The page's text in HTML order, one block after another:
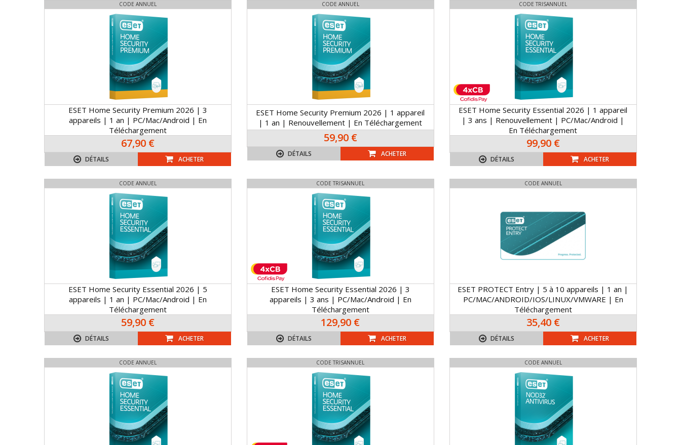
CODE ANNUEL
ESET Home Security Premium 2026 | 3
appareils | 1 an | PC/Mac/Android | En
Téléchargement
67,90 €
DÉTAILS ACHETER
CODE ANNUEL
ESET Home Security Premium 2026 | 1 appareil
| 1 an | Renouvellement | En Téléchargement
59,90 €
DÉTAILS ACHETER
CODE TRISANNUEL
ESET Home Security Essential 2026 | 1 appareil
| 3 ans | Renouvellement | PC/Mac/Android |
En Téléchargement
99,90 €
DÉTAILS ACHETER
CODE ANNUEL
ESET Home Security Essential 2026 | 5
appareils | 1 an | PC/Mac/Android | En
Téléchargement
59,90 €
DÉTAILS ACHETER
CODE TRISANNUEL
ESET Home Security Essential 2026 | 3
appareils | 3 ans | PC/Mac/Android | En
Téléchargement
129,90 €
DÉTAILS ACHETER
CODE ANNUEL
ESET PROTECT Entry | 5 à 10 appareils | 1 an |
PC/MAC/ANDROID/IOS/LINUX/VMWARE | En
Téléchargement
35,40 €
DÉTAILS ACHETER
CODE ANNUEL CODE TRISANNUEL CODE ANNUEL